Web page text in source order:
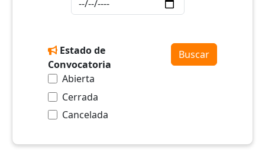
Estado de
Convocatoria
Abierta
Cerrada
Cancelada